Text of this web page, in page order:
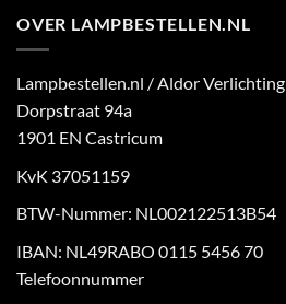
OVER LAMPBESTELLEN.NL
Lampbestellen.nl / Aldor Verlichting
Dorpstraat 94a
1901 EN Castricum
KvK 37051159
BTW-Nummer: NL002122513B54
IBAN: NL49RABO 0115 5456 70
Telefoonnummer